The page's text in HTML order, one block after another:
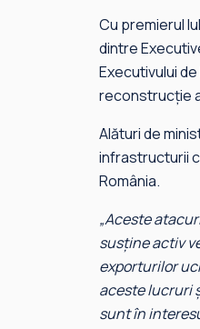
Cu premierul
dintre
Executivului
reconstrucție
Alături de
infrastructurii
România.
„Aceste
susține activ
exporturilor
aceste lucruri
sunt în